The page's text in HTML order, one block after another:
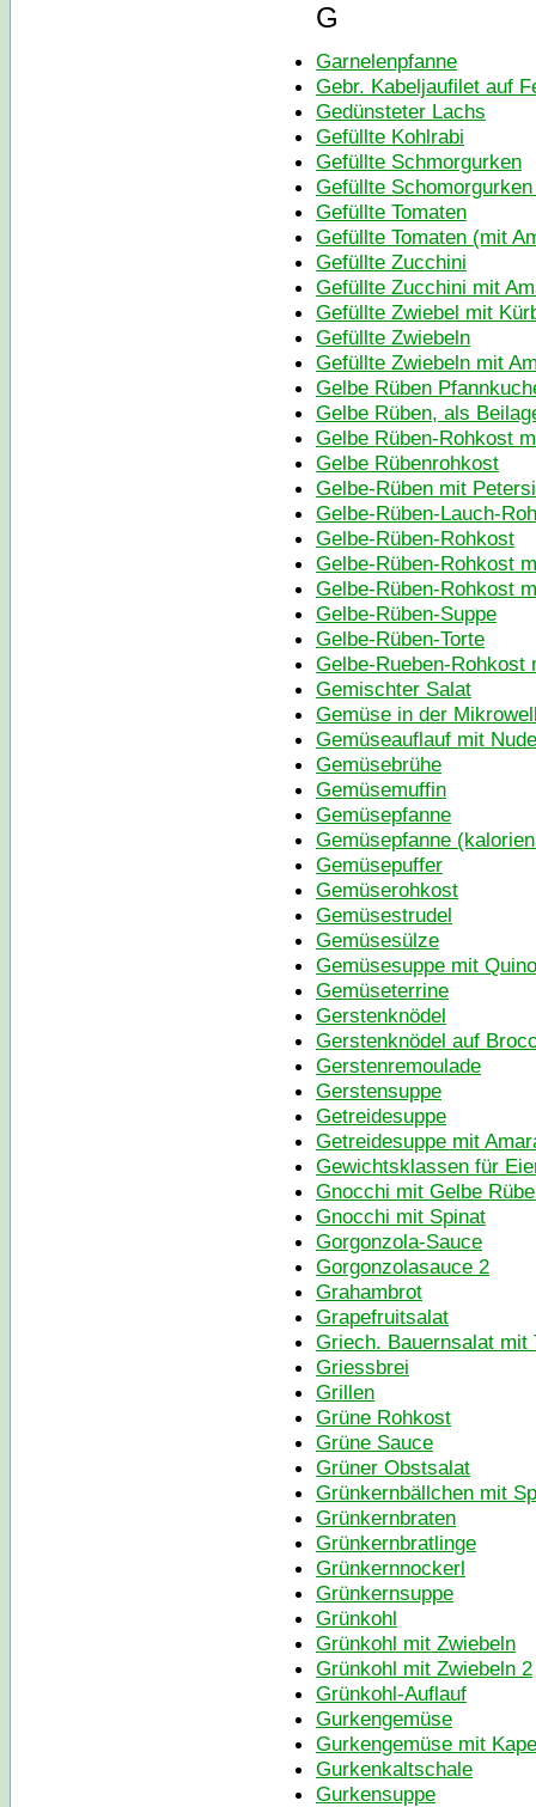
G
Garnelenpfanne
Gebr. Kabeljaufilet auf
Gedünsteter Lachs
Gefüllte Kohlrabi
Gefüllte Schmorgurken
Gefüllte
Gefüllte Tomaten
Gefüllte Tomaten (mit
Gefüllte Zucchini
Gefüllte Zucchini mit
Gefüllte Zwiebel mit
Gefüllte Zwiebeln
Gefüllte Zwiebeln mit
Gelbe Rüben
Gelbe Rüben, als
Gelbe Rüben-Rohkost
Gelbe Rübenrohkost
Gelbe-Rüben mit
Gelbe-Rüben-Lauch-
Gelbe-Rüben-Rohkost
Gelbe-Rüben-Rohkost
Gelbe-Rüben-Rohkost
Gelbe-Rüben-Suppe
Gelbe-Rüben-Torte
Gelbe-Rueben-Rohkost
Gemischter Salat
Gemüse in der
Gemüseauflauf mit
Gemüsebrühe
Gemüsemuffin
Gemüsepfanne
Gemüsepfanne
Gemüsepuffer
Gemüserohkost
Gemüsestrudel
Gemüsesülze
Gemüsesuppe mit
Gemüseterrine
Gerstenknödel
Gerstenknödel auf
Gerstenremoulade
Gerstensuppe
Getreidesuppe
Getreidesuppe mit
Gewichtsklassen für
Gnocchi mit Gelbe
Gnocchi mit Spinat
Gorgonzola-Sauce
Gorgonzolasauce 2
Grahambrot
Grapefruitsalat
Griech. Bauernsalat mit
Griessbrei
Grillen
Grüne Rohkost
Grüne Sauce
Grüner Obstsalat
Grünkernbällchen mit
Grünkernbraten
Grünkernbratlinge
Grünkernnockerl
Grünkernsuppe
Grünkohl
Grünkohl mit Zwiebeln
Grünkohl mit Zwiebeln 2
Grünkohl-Auflauf
Gurkengemüse
Gurkengemüse mit
Gurkenkaltschale
Gurkensuppe